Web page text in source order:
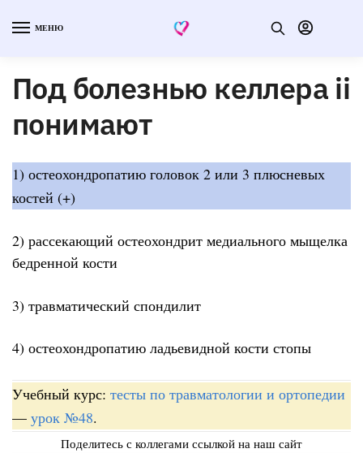
МЕНЮ
Под болезнью келлера ii
понимают
1) остеохондропатию головок 2 или 3 плюсневых
костей (+)
2) рассекающий остеохондрит медиального мыщелка
бедренной кости
3) травматический спондилит
4) остеохондропатию ладьевидной кости стопы
Учебный курс: тесты по травматологии и ортопедии
— урок №48.
Поделитесь с коллегами ссылкой на наш сайт